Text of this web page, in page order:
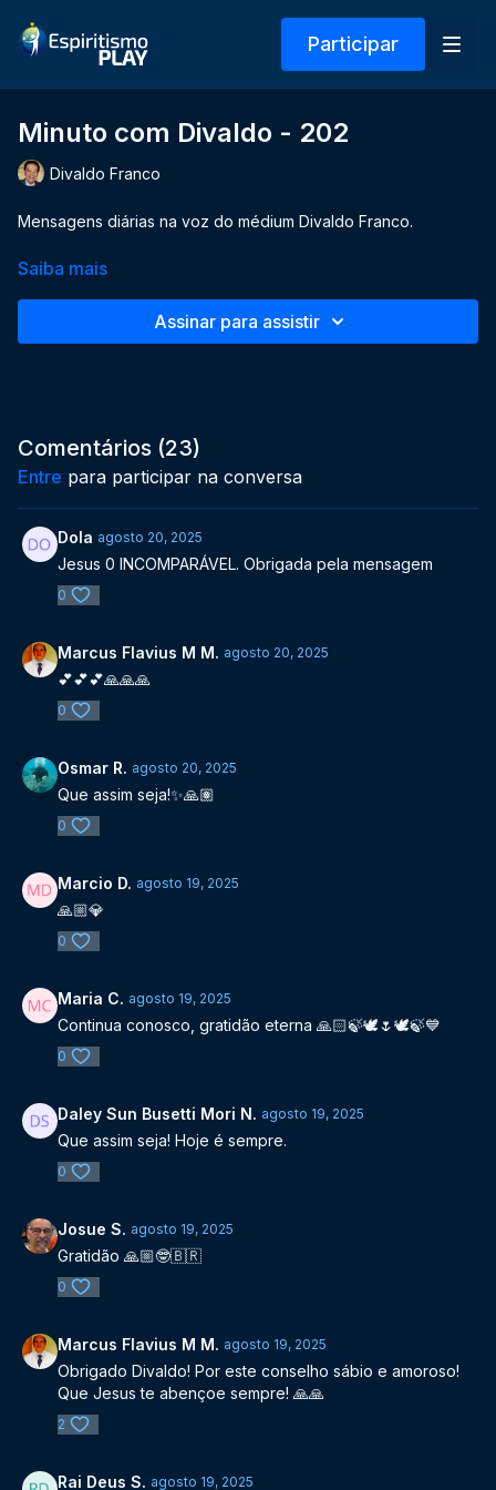
Participar
Minuto com Divaldo - 202
Divaldo Franco
Mensagens diárias na voz do médium Divaldo Franco.
Saiba mais
Assinar para assistir
Comentários (23)
Entre para participar na conversa
Dola agosto 20, 2025
Jesus 0 INCOMPARÁVEL. Obrigada pela mensagem
0
Marcus Flavius M M. agosto 20, 2025
💕💕💕🙏🙏🙏
0
Osmar R. agosto 20, 2025
Que assim seja!✨🙏🏽
0
Marcio D. agosto 19, 2025
🙏🏼💎
0
Maria C. agosto 19, 2025
Continua conosco, gratidão eterna 🙏🏻🍃🕊🌷🕊🍃💙
0
Daley Sun Busetti Mori N. agosto 19, 2025
Que assim seja! Hoje é sempre.
0
Josue S. agosto 19, 2025
Gratidão 🙏🏼🤓🇧🇷
0
Marcus Flavius M M. agosto 19, 2025
Obrigado Divaldo! Por este conselho sábio e amoroso!
Que Jesus te abençoe sempre! 🙏🙏
2
Rai Deus S. agosto 19, 2025